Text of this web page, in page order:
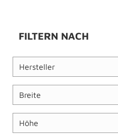
FILTERN NACH
Hersteller
Breite
Höhe